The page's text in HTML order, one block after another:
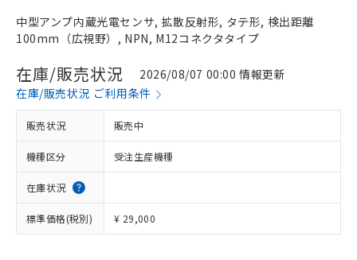
中型アンプ内蔵光電センサ, 拡散反射形, タテ形, 検出距離
100mm（広視野）, NPN, M12コネクタタイプ
在庫/販売状況
2026/08/07 00:00 情報更新
在庫/販売状況 ご利用条件
販売状況 販売中
機種区分 受注生産機種
在庫状況
標準価格(税別) ¥ 29,000